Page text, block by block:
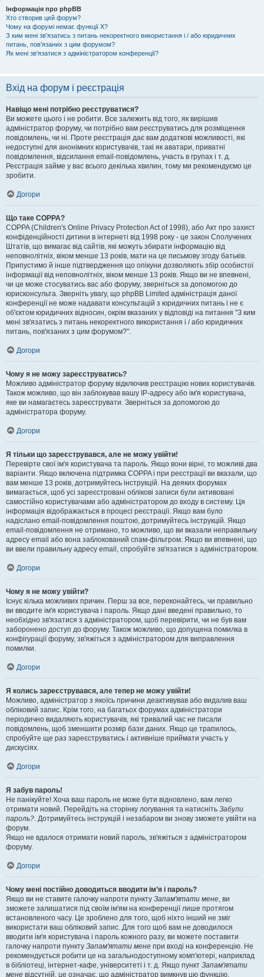
Інформація про phpBB
Хто створив цей форум?
Чому на форумі немає функції X?
З ким мені зв'язатись з питань некоректного використання і / або юридичних
питань, пов'язаних з цим форумом?
Як мені зв'язатися з адміністратором конференції?
Вхід на форум і реєстрація
Навіщо мені потрібно реєструватися?
Ви можете цього і не робити. Все залежить від того, як вирішив
адміністратор форуму, чи потрібно вам реєструватись для розміщення
повідомлень, чи ні. Проте реєстрація дає вам додаткові можливості, які
недоступні для анонімних користувачів, такі як аватари, приватні
повідомлення, відсилання email-повідомлень, участь в групах і т. д.
Реєстрація займе у вас всього декілька хвилин, тому ми рекомендуємо це
зробити.
Догори
Що таке COPPA?
COPPA (Children's Online Privacy Protection Act of 1998), або Акт про захист
конфіденційності дитини в інтернеті від 1998 року - це закон Сполучених
Штатів, що вимагає від сайтів, які можуть збирати інформацію від
неповнолітніх, віком менше 13 років, мати на це письмову згоду батьків.
Припустимо й інше підтвердження що опікуни дозволяють збір особистої
інформації від неповнолітніх, віком менше 13 років. Якщо ви не впевнені,
чи це може стосуватись вас або форуму, зверніться за допомогою до
юрисконсульта. Зверніть увагу, що phpBB Limited адміністрація даної
конференції не може надавати консультацій з юридичних питань і не є
об'єктом юридичних відносин, окрім вказаних у відповіді на питання "З ким
мені зв'язатись з питань некоректного використання і / або юридичних
питань, пов'язаних з цим форумом?".
Догори
Чому я не можу зареєструватись?
Можливо адміністратор форуму відключив реєстрацію нових користувачів.
Також можливо, що він заблокував вашу IP-адресу або ім'я користувача,
яке ви намагаєтесь зареєструвати. Зверніться за допомогою до
адміністратора форуму.
Догори
Я тільки що зареєструвався, але не можу увійти!
Перевірте свої ім'я користувача та пароль. Якщо вони вірні, то можливі два
варіанти. Якщо включена підтримка COPPA і при реєстрації ви вказали, що
вам менше 13 років, дотримуйтесь інструкцій. На деяких форумах
вимагається, щоб усі зареєстровані облікові записи були активовані
самостійно користувачами або адміністратором до входу в систему. Ця
інформація відображається в процесі реєстрації. Якщо вам було
надіслано email-повідомлення поштою, дотримуйтесь інструкцій. Якщо
email-повідомлення не отримано, то можливо, що ви вказали неправильну
адресу email або вона заблокований спам-фільтром. Якщо ви впевнені, що
ви ввели правильну адресу email, спробуйте зв'язатися з адміністратором.
Догори
Чому я не можу увійти?
Існує кілька можливих причин. Перш за все, переконайтесь, чи правильно
ви вводите ім'я користувача і пароль. Якщо дані введені правильно, то
необхідно зв'язатися з адміністратором, щоб перевірити, чи не був вам
заборонено доступ до форуму. Також можливо, що допущена помилка в
конфігурації форуму, зв'яжіться з адміністратором для виправлення
помилки.
Догори
Я колись зареєструвався, але тепер не можу увійти!
Можливо, адміністратор з якоїсь причини деактивував або видалив ваш
обліковий запис. Крім того, на багатьох форумах адміністратори
періодично видаляють користувачів, які тривалий час не писали
повідомлень, щоб зменшити розмір бази даних. Якщо це трапилось,
спробуйте ще раз зареєструватись і активніше приймати участь у
дискусіях.
Догори
Я забув пароль!
Не панікуйте! Хоча ваш пароль не може бути відновлено, вам легко
отримати новий. Перейдіть на сторінку логування та натисніть Забули
пароль?. Дотримуйтесь інструкцій і незабаром ви знову зможете увійти на
форум.
Якщо не вдалося отримати новий пароль, зв'яжіться з адміністратором
форуму.
Догори
Чому мені постійно доводиться вводити ім’я і пароль?
Якщо ви не ставите галочку напроти пункту Запам'ятати мене, ви
зможете залишатися під своїм ім'ям на конференції лише протягом
встановленого часу. Це зроблено для того, щоб ніхто інший не зміг
використати ваш обліковий запис. Для того щоб вам не доводилося
вводити ім'я користувача і пароль кожного разу, ви можете поставити
галочку напроти пункту Запам'ятати мене при вході на конференцію. Не
рекомендується робити це на загальнодоступному комп'ютері, наприклад
в бібліотеці, інтернет-кафе, університеті і т. д. Якщо пункт Запам'ятати
мене відсутній, це означає, що адміністратор вимкнув цю функцію.